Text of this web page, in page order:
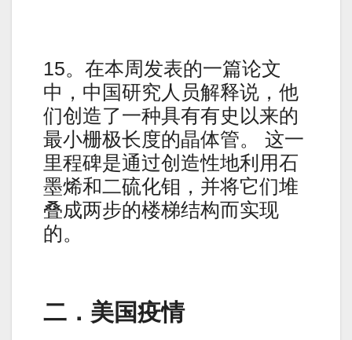
15。在本周发表的一篇论文
中，中国研究人员解释说，他
们创造了一种具有有史以来的
最小栅极长度的晶体管。 这一
里程碑是通过创造性地利用石
墨烯和二硫化钼，并将它们堆
叠成两步的楼梯结构而实现
的。
二．美国疫情